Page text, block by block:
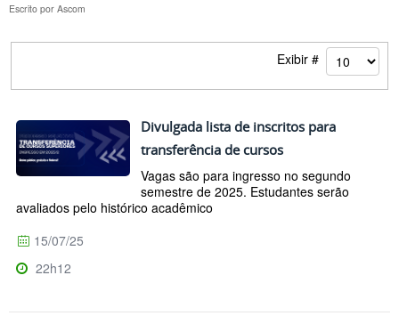
Escrito por Ascom
Exibir #
Divulgada lista de inscritos para
transferência de cursos
Vagas são para ingresso no segundo
semestre de 2025. Estudantes serão
avaliados pelo histórico acadêmico
15/07/25
22h12